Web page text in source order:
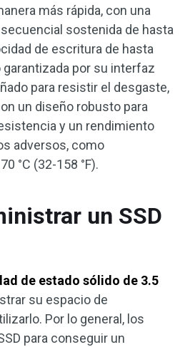
más rápida, con una
sostenida de hasta
de escritura de hasta
por su interfaz
para resistir el desgaste,
un diseño robusto para
y un rendimiento
adversos, como
°C (32-158 °F).
un SSD
de estado sólido de 3.5
su espacio de
Por lo general, los
para conseguir un